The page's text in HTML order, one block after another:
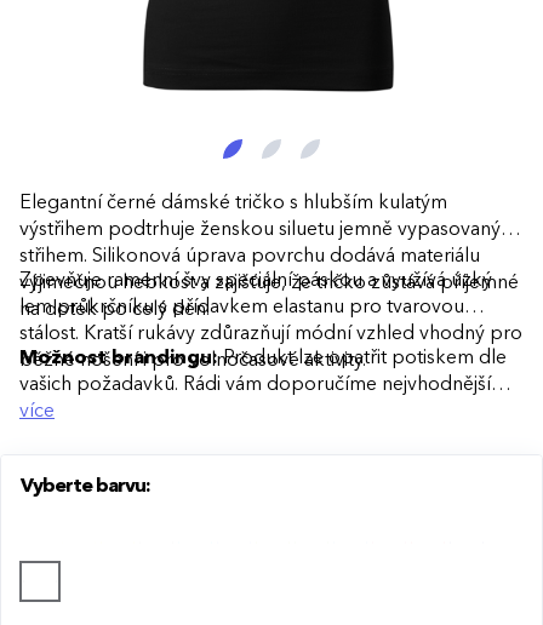
Elegantní černé dámské tričko s hlubším kulatým
výstřihem podtrhuje ženskou siluetu jemně vypasovaným
střihem. Silikonová úprava povrchu dodává materiálu
výjimečnou hebkost a zajišťuje, že tričko zůstává příjemné
na dotek po celý den.
Zpevňuje ramenní švy speciální páskou a využívá úzký
lem průkrčníku s přídavkem elastanu pro tvarovou
stálost. Kratší rukávy zdůrazňují módní vzhled vhodný pro
běžné nošení i pro volnočasové aktivity.
Možnost brandingu:Produkt lze opatřit potiskem dle
vašich požadavků. Rádi vám doporučíme nejvhodnější
technologii potisku s ohledem na design i váš rozpočet.
více
Vyberte barvu: